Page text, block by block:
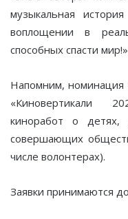
музыкальная
воплощении в
способных спасти
Напомним, номинация
«Киновертикали
киноработ о детях,
совершающих
числе волонтерах).
Заявки принимаются